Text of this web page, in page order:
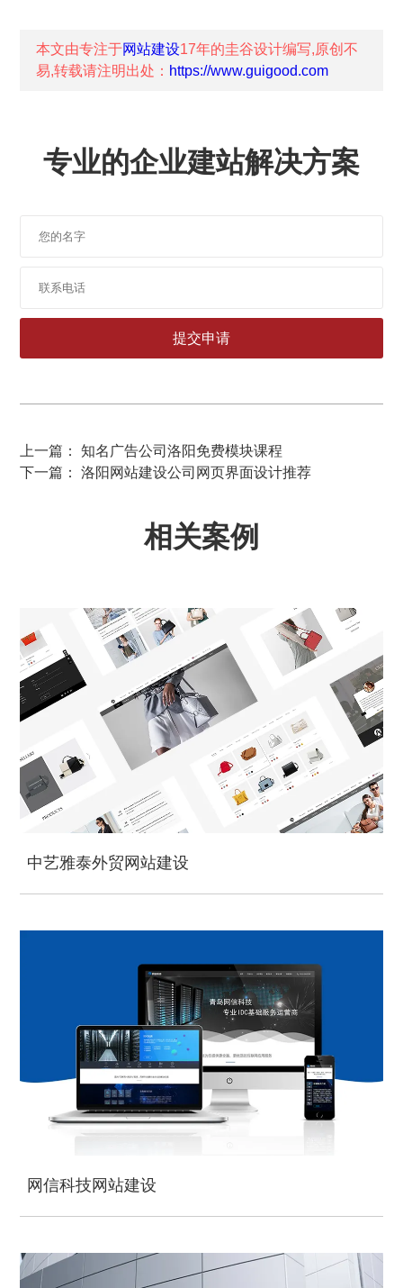
本文由专注于网站建设17年的圭谷设计编写,原创不
易,转载请注明出处： https://www.guigood.com
专业的企业建站解决方案
上一篇： 知名广告公司洛阳免费模块课程
下一篇： 洛阳网站建设公司网页界面设计推荐
相关案例
中艺雅泰外贸网站建设
网信科技网站建设